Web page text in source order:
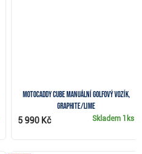
Motocaddy CUBE manuální golfový vozík,
graphite/lime
Skladem 1ks
5 990 Kč